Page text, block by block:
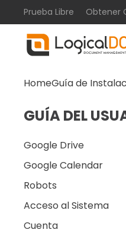
Skip to main
Prueba Libre Obtener
HomeGuía de
GUÍA DEL
Google Drive
Google Calendar
Robots
Acceso al Sistema
Cuenta